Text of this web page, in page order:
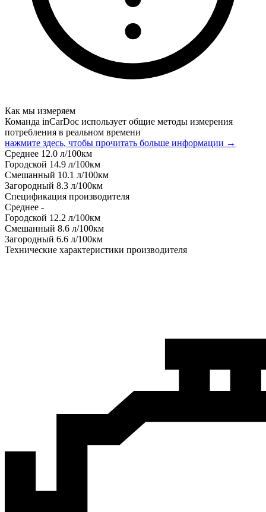
Как мы измеряем
Команда inCarDoc использует общие методы измерения
потребления в реальном времени
нажмите здесь, чтобы прочитать больше информации →
Среднее 12.0 л/100км
Городской 14.9 л/100км
Смешанный 10.1 л/100км
Загородный 8.3 л/100км
Спецификация производителя
Среднее -
Городской 12.2 л/100км
Смешанный 8.6 л/100км
Загородный 6.6 л/100км
Технические характеристики производителя